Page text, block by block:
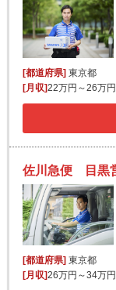
[都道府県]東京都
[月収]22万円～26万円
[都道府県]東京都
[月収]26万円～34万円